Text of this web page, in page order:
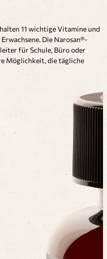
11 wichtige Vitamine und
Die Narosan®-
für Schule, Büro oder
Möglichkeit, die tägliche